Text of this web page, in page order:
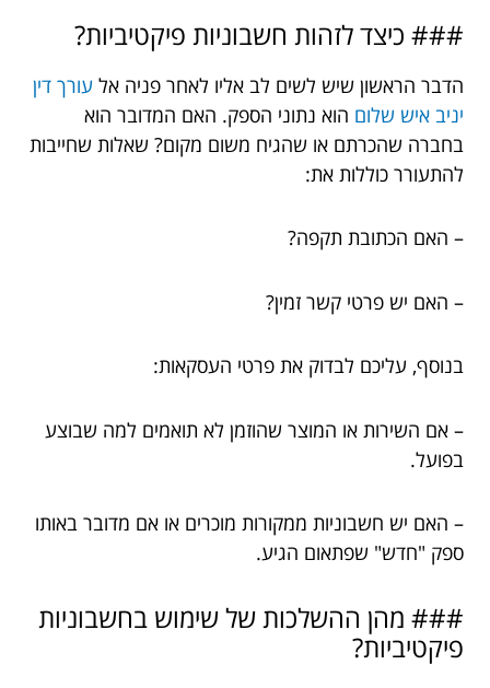
### כיצד לזהות חשבוניות פיקטיביות?
הדבר הראשון שיש לשים לב אליו לאחר פניה אל עורך דין
יניב איש שלום הוא נתוני הספק. האם המדובר הוא
בחברה שהכרתם או שהגיח משום מקום? שאלות שחייבות
להתעורר כוללות את:
– האם הכתובת תקפה?
– האם יש פרטי קשר זמין?
בנוסף, עליכם לבדוק את פרטי העסקאות:
– אם השירות או המוצר שהוזמן לא תואמים למה שבוצע
בפועל.
– האם יש חשבוניות ממקורות מוכרים או אם מדובר באותו
ספק "חדש" שפתאום הגיע.
### מהן ההשלכות של שימוש בחשבוניות
פיקטיביות?